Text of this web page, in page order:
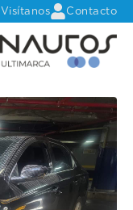
Visítanos Contacto